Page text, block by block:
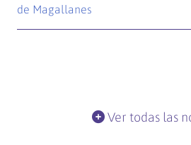
de Magallanes
Ver todas las